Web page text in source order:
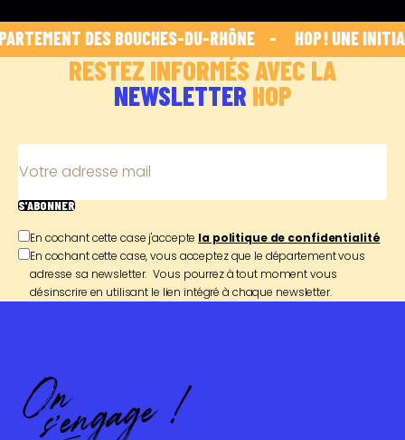
DES BOUCHES-DU-RHÔNE    - HOP ! UNE
RESTEZ INFORMÉS AVEC LA
NEWSLETTER HOP
Votre adresse mail
S'ABONNER
En cochant cette case j'accepte la politique de confidentialité
En cochant cette case, vous acceptez que le département vous
adresse sa newsletter. Vous pourrez à tout moment vous
désinscrire en utilisant le lien intégré à chaque newsletter.